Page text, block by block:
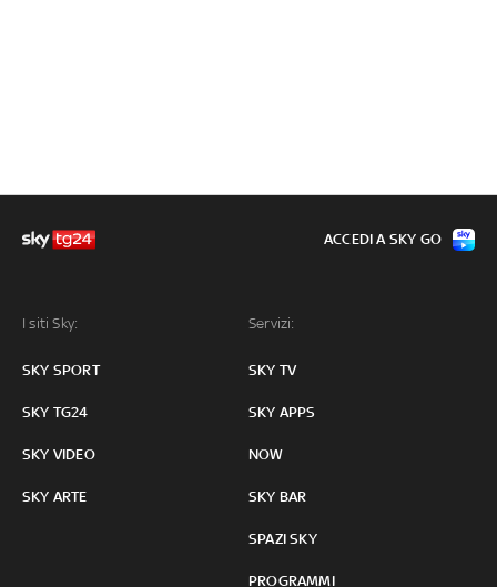
I siti Sky:
SKY SPORT
SKY TG24
SKY VIDEO
SKY ARTE
Servizi:
SKY TV
SKY APPS
NOW
SKY BAR
SPAZI SKY
PROGRAMMI
ACCEDI A SKY GO